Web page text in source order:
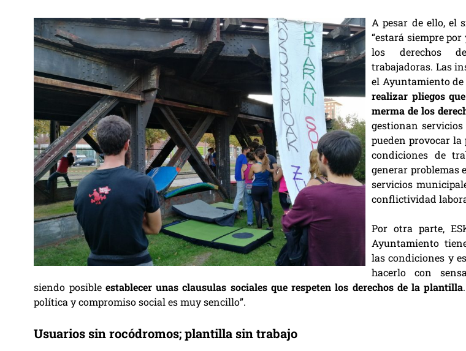
A pesar de ello, el
“estará siempre
los derechos
trabajadoras. Las
el Ayuntamiento de
realizar pliegos
merma de los
gestionan
pueden provocar
condiciones de
generar problemas
servicios
conflictividad
Por otra parte,
Ayuntamiento
las condiciones y
hacerlo con
siendo posible establecer unas clausulas sociales que respeten los derechos de la plantilla
política y compromiso social es muy sencillo”.
Usuarios sin rocódromos; plantilla sin trabajo